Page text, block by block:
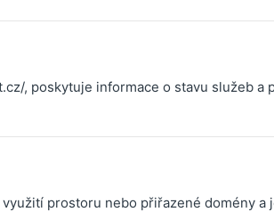
, poskytuje informace o stavu služeb a
prostoru nebo přiřazené domény a